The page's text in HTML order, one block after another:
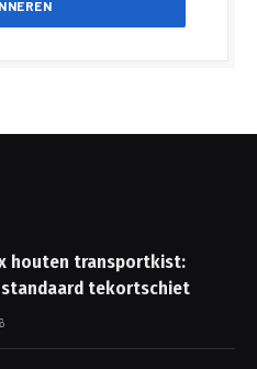
houten transportkist:
tekortschiet